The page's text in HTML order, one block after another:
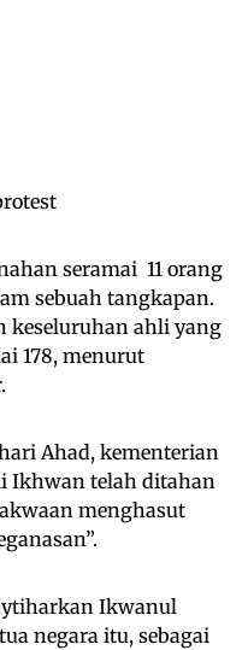
seramai 11 orang
sebuah tangkapan.
keseluruhan ahli yang
178, menurut
Ahad, kementerian
Ikhwan telah ditahan
menghasut
Ikwanul
negara itu, sebagai